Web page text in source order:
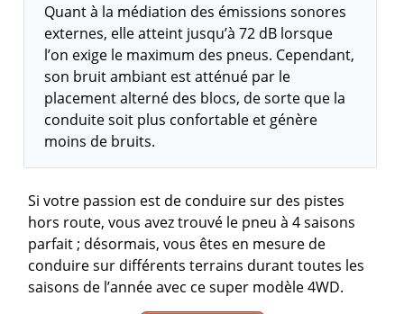
Quant à la médiation des émissions sonores
externes, elle atteint jusqu’à 72 dB lorsque
l’on exige le maximum des pneus. Cependant,
son bruit ambiant est atténué par le
placement alterné des blocs, de sorte que la
conduite soit plus confortable et génère
moins de bruits.
Si votre passion est de conduire sur des pistes
hors route, vous avez trouvé le pneu à 4 saisons
parfait ; désormais, vous êtes en mesure de
conduire sur différents terrains durant toutes les
saisons de l’année avec ce super modèle 4WD.